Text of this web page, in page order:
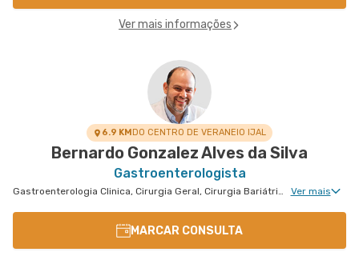
Ver mais informações
6.9 KMDO CENTRO DE VERANEIO IJAL
Bernardo Gonzalez Alves da Silva
Gastroenterologista
Gastroenterologia Clinica, Cirurgia Geral, Cirurgia Bariátrica, Cirurgia do Aparelho Digestivo, Doenças Inflamatórias Intestinais, Cirurgia Oncológica do Aparelho Digestivo Ver mais
MARCAR CONSULTA